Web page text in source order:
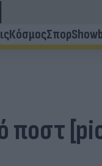
ΚόσμοςΣπορ
ποστ